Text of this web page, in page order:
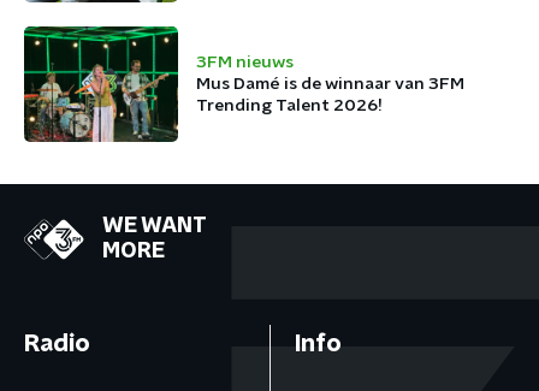
3FM nieuws
Mus Damé is de winnaar van 3FM
Trending Talent 2026!
WE WANT
MORE
Radio Info